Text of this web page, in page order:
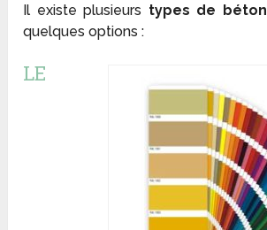
Il existe plusieurs types de béton
quelques options :
LE